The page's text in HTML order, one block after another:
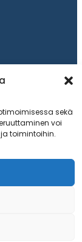
sekä
voi
toimintoihin.
(EU)